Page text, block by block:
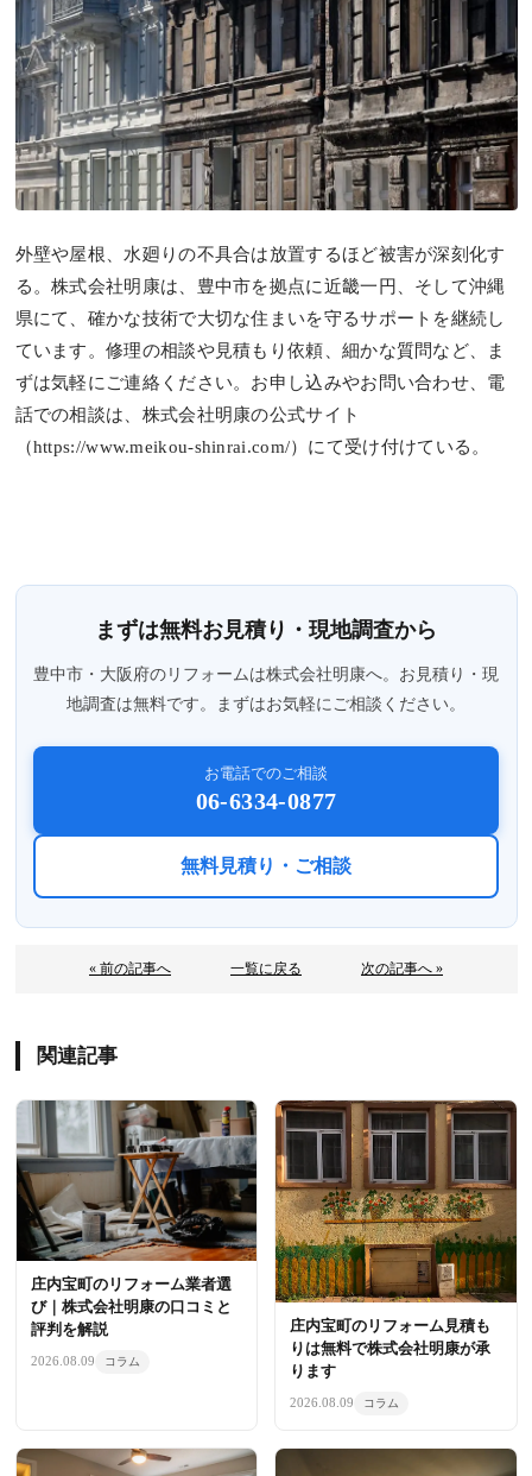
外壁や屋根、水廻りの不具合は放置するほど被害が深刻化す
る。株式会社明康は、豊中市を拠点に近畿一円、そして沖縄
県にて、確かな技術で大切な住まいを守るサポートを継続し
ています。修理の相談や見積もり依頼、細かな質問など、ま
ずは気軽にご連絡ください。お申し込みやお問い合わせ、電
話での相談は、株式会社明康の公式サイト
（https://www.meikou-shinrai.com/）にて受け付けている。
まずは無料お見積り・現地調査から
豊中市・大阪府のリフォームは株式会社明康へ。お見積り・現
地調査は無料です。まずはお気軽にご相談ください。
お電話でのご相談
06-6334-0877
無料見積り・ご相談
« 前の記事へ 一覧に戻る 次の記事へ »
関連記事
庄内宝町のリフォーム業者選
び｜株式会社明康の口コミと
評判を解説
2026.08.09 コラム
庄内宝町のリフォーム見積も
りは無料で株式会社明康が承
ります
2026.08.09 コラム